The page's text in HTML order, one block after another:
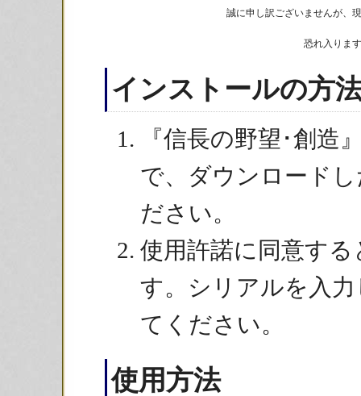
誠に申し訳ございませんが、
恐れ入りま
インストールの方
『信長の野望･創造
で、ダウンロード
ださい。
使用許諾に同意す
す。シリアルを入
てください。
使用方法